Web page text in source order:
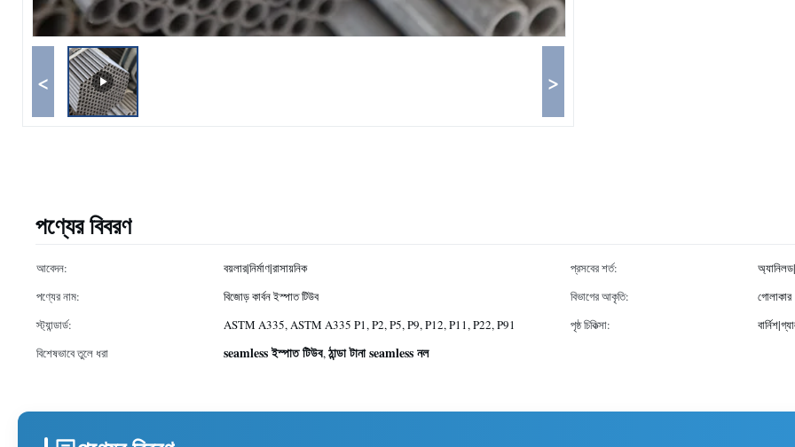
< >
পণ্যের বিবরণ
আবেদন: বয়লার|নির্মাণ|রাসায়নিক প্রসবের শর্ত:
পণ্যের নাম:
বিজোড় কার্বন ইস্পাত টিউব বিভাগের আকৃতি:
গোলাকার
স্ট্যান্ডার্ড:
ASTM A335, ASTM A335 P1, P2, P5, P9, P12, P11, P22, P91 পৃষ্ঠ চিকিত্সা:
বিশেষভাবে তুলে ধরা
seamless ইস্পাত টিউব,ঠান্ডা টানা seamless নল